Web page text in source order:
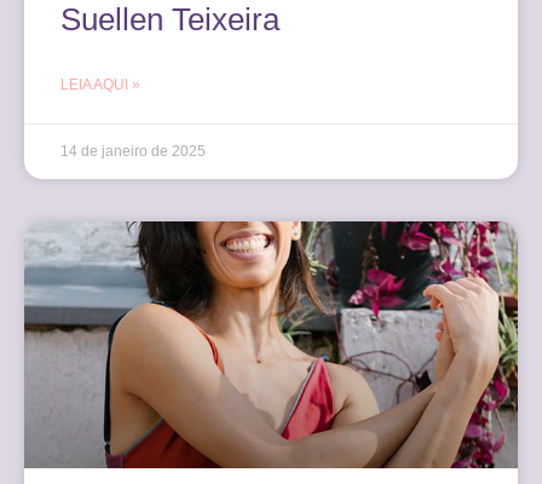
Suellen Teixeira
LEIA AQUI »
14 de janeiro de 2025